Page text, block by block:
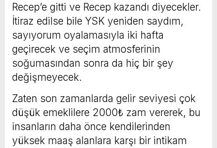
Recep’e gitti ve Recep kazandı diyecekler.
İtiraz edilse bile YSK yeniden saydım,
sayıyorum oyalamasıyla iki hafta
geçirecek ve seçim atmosferinin
soğumasından sonra da hiç bir şey
değişmeyecek.
Zaten son zamanlarda gelir seviyesi çok
düşük emeklilere 2000₺ zam vererek, bu
insanların daha önce kendilerinden
yüksek maaş alanlara karşı bir intikam